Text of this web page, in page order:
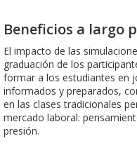
Beneficios a largo
El impacto de las
graduación de los
formar a los estudiantes en
informados y preparados,
en las clases tradicionales
mercado laboral:
presión.